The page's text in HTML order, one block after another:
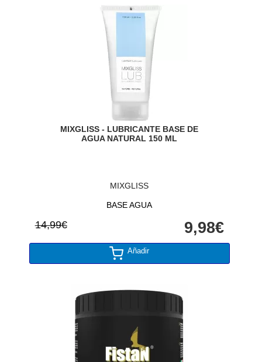
MIXGLISS - LUBRICANTE BASE DE
AGUA NATURAL 150 ML
MIXGLISS
BASE AGUA
14,99€ 9,98€
Añadir